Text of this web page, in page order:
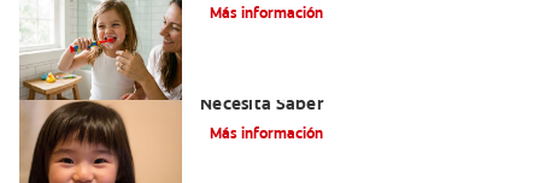
Más información
Necesita Saber
Más información